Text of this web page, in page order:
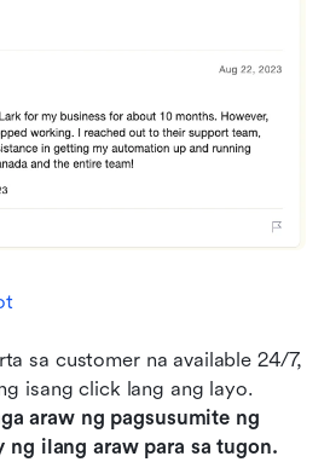
sa customer na available 24/7,
araw ng pagsusumite ng
ilang araw para sa tugon.